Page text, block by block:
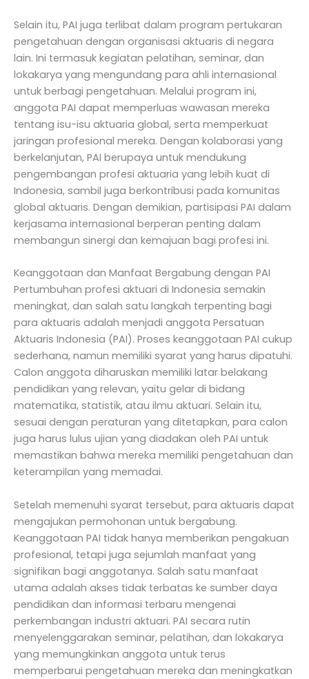
Selain itu, PAI juga terlibat dalam program pertukaran
pengetahuan dengan organisasi aktuaris di negara
lain. Ini termasuk kegiatan pelatihan, seminar, dan
lokakarya yang mengundang para ahli internasional
untuk berbagi pengetahuan. Melalui program ini,
anggota PAI dapat memperluas wawasan mereka
tentang isu-isu aktuaria global, serta memperkuat
jaringan profesional mereka. Dengan kolaborasi yang
berkelanjutan, PAI berupaya untuk mendukung
pengembangan profesi aktuaria yang lebih kuat di
Indonesia, sambil juga berkontribusi pada komunitas
global aktuaris. Dengan demikian, partisipasi PAI dalam
kerjasama internasional berperan penting dalam
membangun sinergi dan kemajuan bagi profesi ini.
Keanggotaan dan Manfaat Bergabung dengan PAI
Pertumbuhan profesi aktuari di Indonesia semakin
meningkat, dan salah satu langkah terpenting bagi
para aktuaris adalah menjadi anggota Persatuan
Aktuaris Indonesia (PAI). Proses keanggotaan PAI cukup
sederhana, namun memiliki syarat yang harus dipatuhi.
Calon anggota diharuskan memiliki latar belakang
pendidikan yang relevan, yaitu gelar di bidang
matematika, statistik, atau ilmu aktuari. Selain itu,
sesuai dengan peraturan yang ditetapkan, para calon
juga harus lulus ujian yang diadakan oleh PAI untuk
memastikan bahwa mereka memiliki pengetahuan dan
keterampilan yang memadai.
Setelah memenuhi syarat tersebut, para aktuaris dapat
mengajukan permohonan untuk bergabung.
Keanggotaan PAI tidak hanya memberikan pengakuan
profesional, tetapi juga sejumlah manfaat yang
signifikan bagi anggotanya. Salah satu manfaat
utama adalah akses tidak terbatas ke sumber daya
pendidikan dan informasi terbaru mengenai
perkembangan industri aktuari. PAI secara rutin
menyelenggarakan seminar, pelatihan, dan lokakarya
yang memungkinkan anggota untuk terus
memperbarui pengetahuan mereka dan meningkatkan